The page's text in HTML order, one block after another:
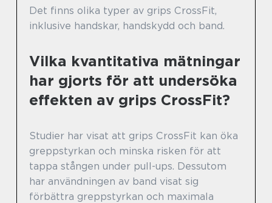
Det finns olika typer av grips CrossFit,
inklusive handskar, handskydd och band.
Vilka kvantitativa mätningar
har gjorts för att undersöka
effekten av grips CrossFit?
Studier har visat att grips CrossFit kan öka
greppstyrkan och minska risken för att
tappa stången under pull-ups. Dessutom
har användningen av band visat sig
förbättra greppstyrkan och maximala